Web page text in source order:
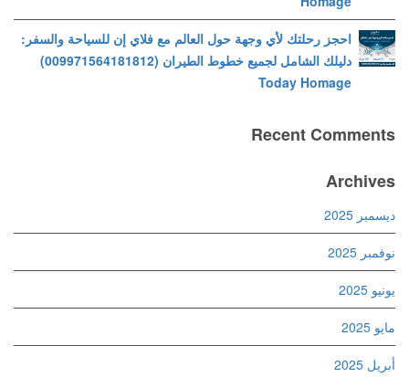
احجز رحلتك لأي وجهة حول العالم مع فلاي إن للسياحة والسفر:
دليلك الشامل لجميع خطوط الطيران (009971564181812)
Today Homage
Recent Comments
Archives
ديسمبر 2025
نوفمبر 2025
يونيو 2025
مايو 2025
أبريل 2025